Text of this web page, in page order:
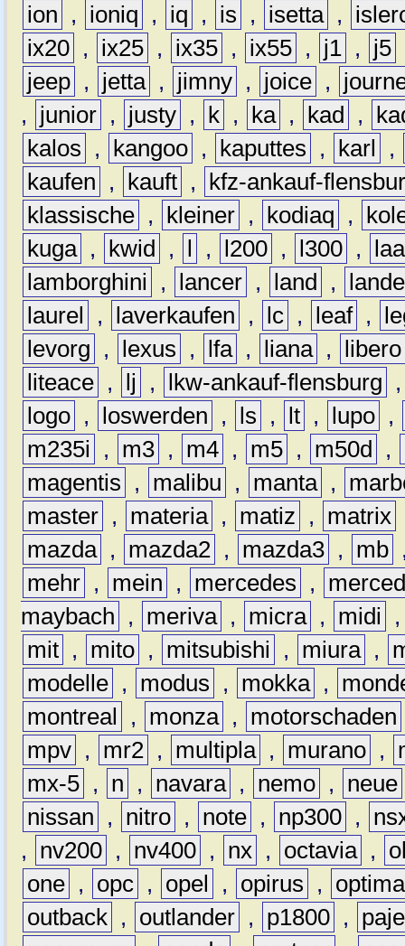
ion
, ioniq , iq , is , isetta ,
ix20 , ix25 , ix35 , ix55 , j1 , j5
jeep , jetta , jimny , joice ,
,
junior , justy , k , ka , kad ,
kalos
, kangoo , kaputtes , karl
,
kaufen
, kauft ,
kfz-ankauf-
klassische , kleiner , kodiaq ,
kuga , kwid , l , l200 , l300 ,
lamborghini
, lancer , land ,
laurel
, laverkaufen , lc , leaf ,
levorg
, lexus , lfa , liana ,
libero
liteace , lj , lkw-ankauf-flensburg
logo , loswerden , ls , lt , lupo ,
m235i
, m3 , m4 , m5 , m50d ,
magentis
, malibu , manta ,
master , materia , matiz , matrix
mazda , mazda2 , mazda3 , mb
mehr , mein , mercedes ,
maybach
, meriva , micra , midi
mit , mito , mitsubishi , miura ,
modelle , modus , mokka ,
montreal
, monza , motorschaden
mpv , mr2 , multipla , murano ,
mx-5 , n , navara , nemo , neue
nissan
, nitro , note , np300 ,
,
nv200 , nv400 , nx , octavia ,
one , opc , opel , opirus ,
optima
outback , outlander , p1800 ,